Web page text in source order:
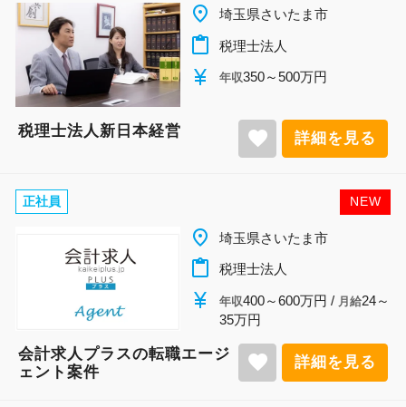
place 埼玉県さいたま市
content_paste 税理士法人
currency_yen 年収350～500万円
税理士法人新日本経営 favorite 詳細を見る
NEW
正社員
place 埼玉県さいたま市
content_paste 税理士法人
currency_yen 年収400～600万円 / 月給24～
35万円
会計求人プラスの転職エージ
ェント案件
favorite 詳細を見る